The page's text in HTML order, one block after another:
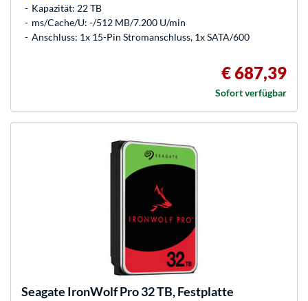
Kapazität: 22 TB
ms/Cache/U: -/512 MB/7.200 U/min
Anschluss: 1x 15-Pin Stromanschluss, 1x SATA/600
€ 687,39
Sofort verfügbar
Seagate IronWolf Pro 32 TB, Festplatte